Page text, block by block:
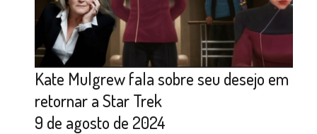
Kate Mulgrew fala sobre seu desejo em
retornar a Star Trek
9 de agosto de 2024